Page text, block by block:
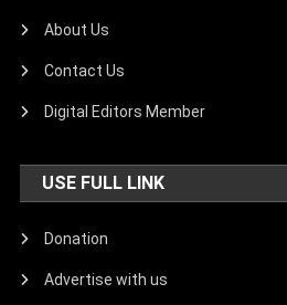
About Us
Contact Us
Digital Editors Member
USE FULL LINK
Donation
Advertise with us